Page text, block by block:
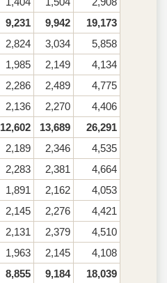
9,231 9,942
19,173
2,824 3,034
5,858
1,985 2,149
4,134
2,286 2,489
4,775
2,136 2,270
4,406
12,602 13,689
26,291
2,189 2,346
4,535
2,283 2,381
4,664
1,891 2,162
4,053
2,145 2,276
4,421
2,131 2,379
4,510
1,963 2,145
4,108
8,855 9,184
18,039